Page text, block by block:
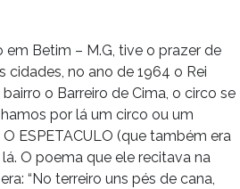
Betim – M.G, tive o prazer de
cidades, no ano de 1964 o Rei
o Barreiro de Cima, o circo se
por lá um circo ou um
ESPETACULO (que também era
O poema que ele recitava na
“No terreiro uns pés de cana,